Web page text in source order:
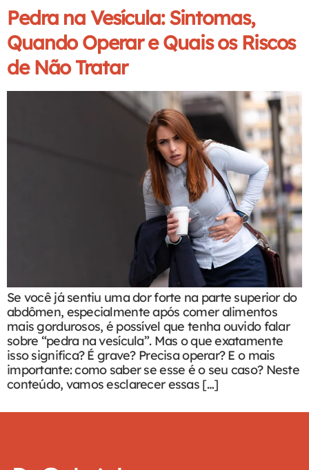
Pedra na Vesícula: Sintomas,
Quando Operar e Quais os Riscos
de Não Tratar
Se você já sentiu uma dor forte na parte superior do
abdômen, especialmente após comer alimentos
mais gordurosos, é possível que tenha ouvido falar
sobre “pedra na vesícula”. Mas o que exatamente
isso significa? É grave? Precisa operar? E o mais
importante: como saber se esse é o seu caso? Neste
conteúdo, vamos esclarecer essas […]